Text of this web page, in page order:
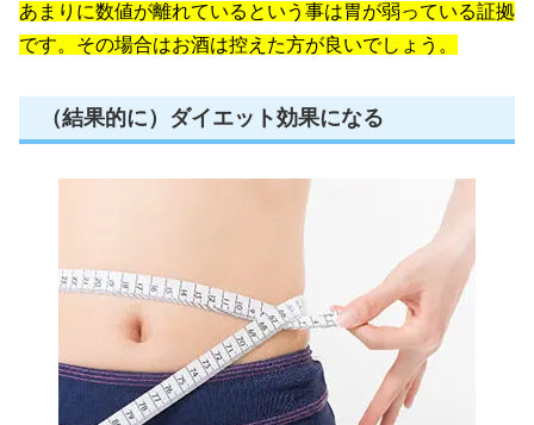
あまりに数値が離れているという事は胃が弱っている証拠
です。その場合はお酒は控えた方が良いでしょう。
（結果的に）ダイエット効果になる